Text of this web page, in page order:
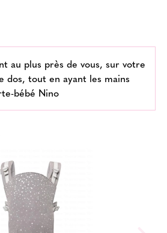
au plus près de vous, sur votre
dos, tout en ayant les mains
bébé Nino